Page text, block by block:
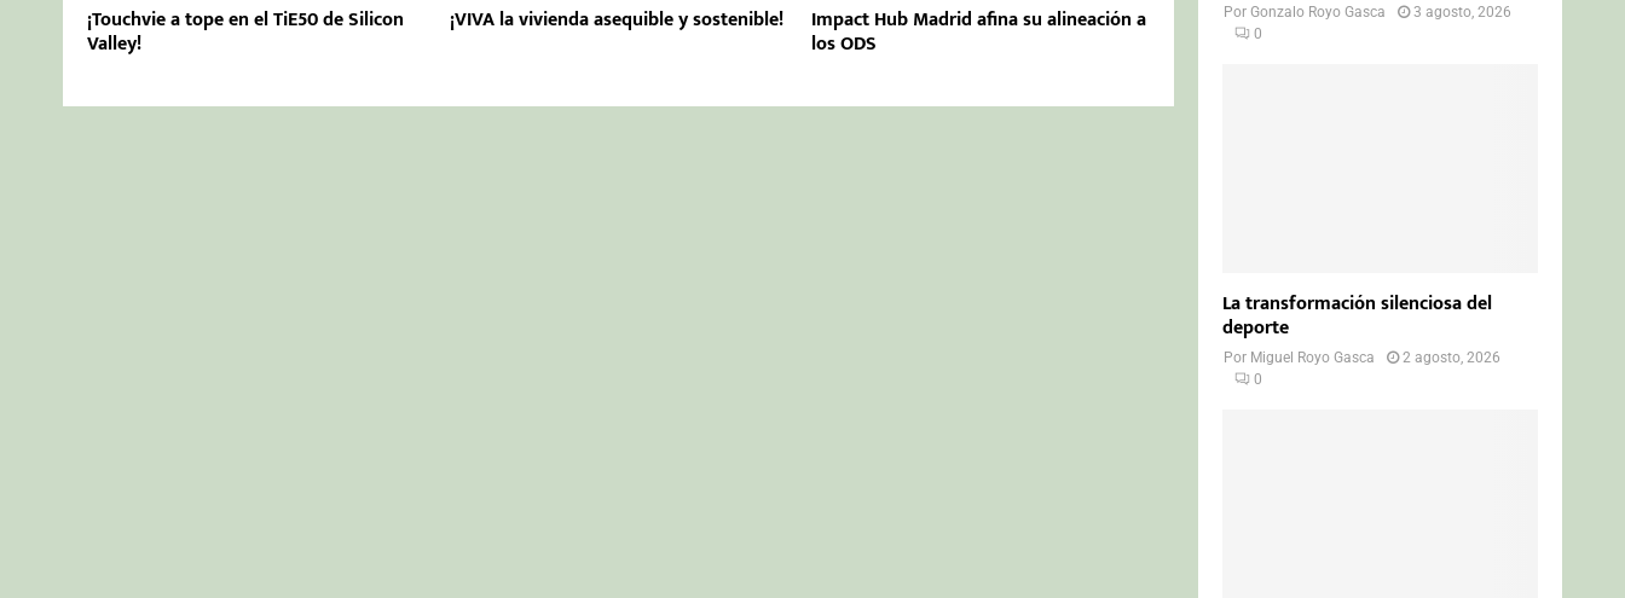
¡Touchvie a tope en el TiE50 de Silicon
Valley!
¡VIVA la vivienda asequible y sostenible! Impact Hub Madrid afina su alineación a
los ODS
PorGonzalo Royo Gasca
3 agosto, 2026
0
La transformación silenciosa del
deporte
Por Miguel Royo Gasca
2 agosto, 2026
0